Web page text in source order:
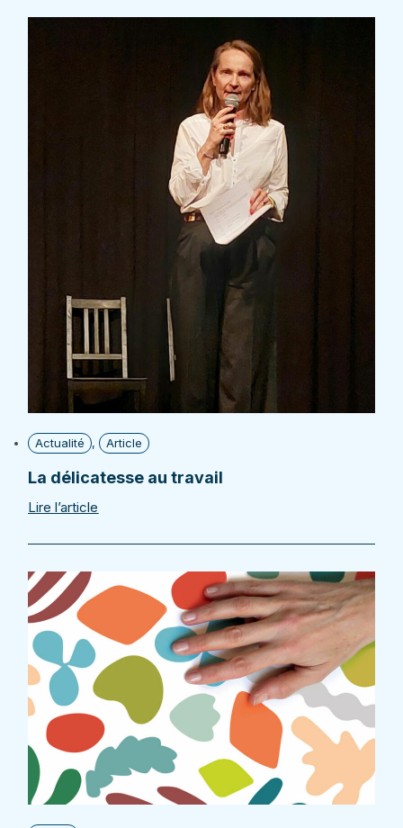
Actualité , Article
La délicatesse au travail
Lire l’article